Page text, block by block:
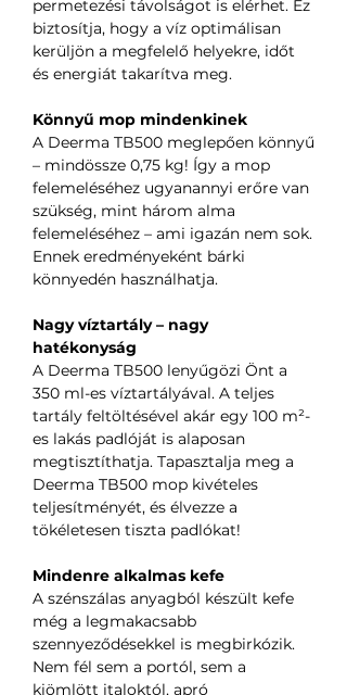
permetezési távolságot is elérhet. Ez
biztosítja, hogy a víz optimálisan
kerüljön a megfelelő helyekre, időt
és energiát takarítva meg.
Könnyű mop mindenkinek
A Deerma TB500 meglepően könnyű
– mindössze 0,75 kg! Így a mop
felemeléséhez ugyanannyi erőre van
szükség, mint három alma
felemeléséhez – ami igazán nem sok.
Ennek eredményeként bárki
könnyedén használhatja.
Nagy víztartály – nagy
hatékonyság
A Deerma TB500 lenyűgözi Önt a
350 ml-es víztartályával. A teljes
tartály feltöltésével akár egy 100 m²-
es lakás padlóját is alaposan
megtisztíthatja. Tapasztalja meg a
Deerma TB500 mop kivételes
teljesítményét, és élvezze a
tökéletesen tiszta padlókat!
Mindenre alkalmas kefe
A szénszálas anyagból készült kefe
még a legmakacsabb
szennyeződésekkel is megbirkózik.
Nem fél sem a portól, sem a
kiömlött italoktól, apró